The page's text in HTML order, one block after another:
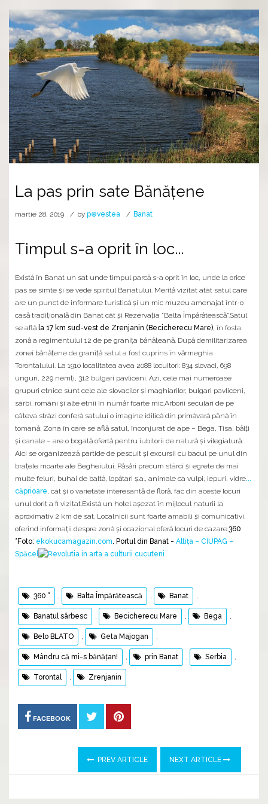
La pas prin sate Bănățene
martie 28, 2019 by p⊕vestea Banat
Timpul s-a oprit în loc...
Există în Banat un sat unde timpul parcă s-a oprit în loc, unde la orice
pas se simte şi se vede spiritul Banatului. Merită vizitat atât satul care
are un punct de informare turistică şi un mic muzeu amenajat într-o
casă tradiţională din Banat cât şi Rezervaţia "Balta Împărătească".Satul
se află la 17 km sud-vest de Zrenjanin (Becicherecu Mare) , în fosta
zonă a regimentului 12 de pe granița bănățeană. După demilitarizarea
zonei bănățene de graniță satul a fost cuprins în vărmeghia
Torontalului. La 1910 localitatea avea 2088 locuitori: 834 slovaci, 698
unguri, 229 nemți, 312 bulgari pavliceni. Azi, cele mai numeroase
grupuri etnice sunt cele ale slovacilor și maghiarilor, bulgari pavliceni,
sârbi, români și alte etnii în număr foarte mic.Arborii seculari de pe
câteva străzi conferă satului o imagine idilică din primăvară până în
tomană. Zona în care se află satul, înconjurat de ape – Bega, Tisa, bălți
și canale – are o bogată ofertă pentru iubitorii de natură și vilegiatură.
Aici se organizează partide de pescuit și excursii cu bacul pe unul din
brațele moarte ale Begheiului. Păsări precum stârci și egrete de mai
multe feluri, buhai de baltă, lopătari ș.a., animale ca vulpi, iepuri, vidre
căprioare , cât și o varietate interesantă de floră, fac din aceste locuri
unul dorit a fi vizitat.Există un hotel așezat în mijlocul naturii la
aproximativ 2 km de sat. Localnicii sunt foarte amabili și comunicativi,
oferind informații despre zonă și ocazional oferă locuri de cazare.360
°Foto: ekokucamagazin.com . Portul din Banat - Altița – CIUPAG –
Spăcel
360 ° , Balta Împărătească , Banat ,
Banatul sârbesc , Becicherecu Mare , Bega ,
Belo BLATO , Geta Majogan ,
Mândru că mi-s bănățan! , prin Banat , Serbia ,
Torontal , Zrenjanin
FACEBOOK
PREV ARTICLE NEXT ARTICLE